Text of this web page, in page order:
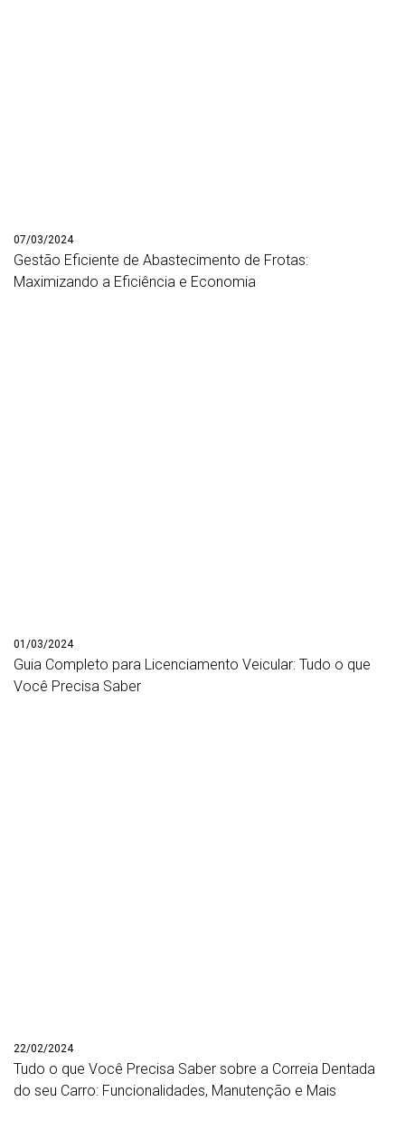
07/03/2024
Gestão Eficiente de Abastecimento de Frotas:
Maximizando a Eficiência e Economia
01/03/2024
Guia Completo para Licenciamento Veicular: Tudo o que
Você Precisa Saber
22/02/2024
Tudo o que Você Precisa Saber sobre a Correia Dentada
do seu Carro: Funcionalidades, Manutenção e Mais